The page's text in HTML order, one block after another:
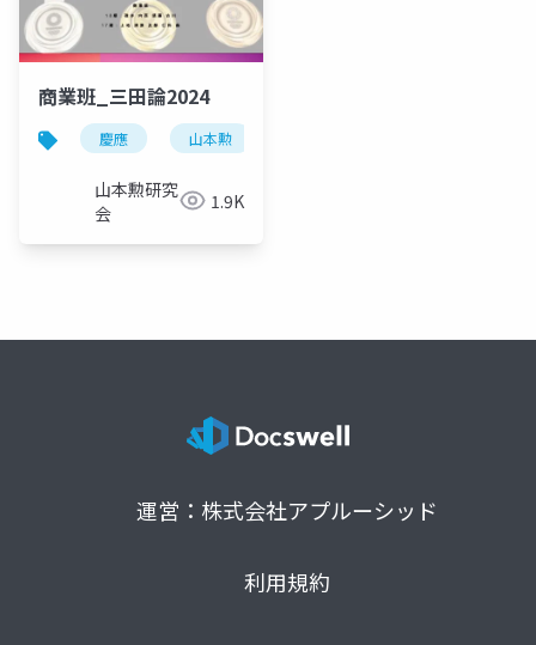
商業班_三田論2024
慶應 山本勲
山本勲研究
会
1.9K
運営：株式会社アプルーシッド
利用規約